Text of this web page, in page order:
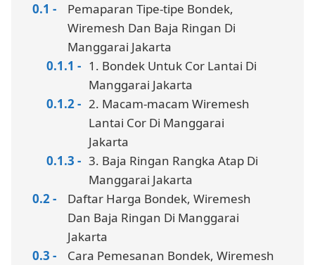
Pemaparan Tipe-tipe Bondek,
Wiremesh Dan Baja Ringan Di
Manggarai Jakarta
1. Bondek Untuk Cor Lantai Di
Manggarai Jakarta
2. Macam-macam Wiremesh
Lantai Cor Di Manggarai
Jakarta
3. Baja Ringan Rangka Atap Di
Manggarai Jakarta
Daftar Harga Bondek, Wiremesh
Dan Baja Ringan Di Manggarai
Jakarta
Cara Pemesanan Bondek, Wiremesh